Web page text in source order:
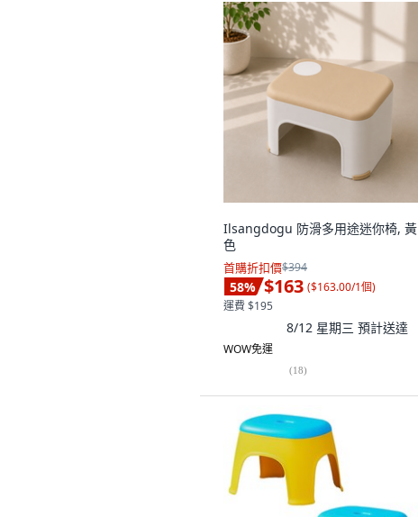
Ilsangdogu 防滑多用途迷你椅, 黃
色
首購折扣價$394
58% $163 ($163.00/1個)
運費 $195
8/12 星期三 預計送達
WOW免運
(18)